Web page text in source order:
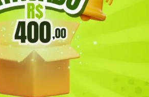
a empresa não tem responsabilidade
defeito de fabricação, portanto nos
atenção no seu cão. Para assistência
diretamente com o fabricante.